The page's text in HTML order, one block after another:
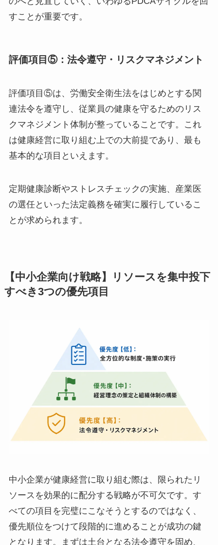
これらのデータに基づき、自社の健康課題を客観
的に把握し、次年度以降の施策をより効果的なも
回すことが重要です。
評価項目⑤：法令遵守・リスクマネジメン
ト
評価項目⑤は、労働安全衛生法をはじめとする関
連法令を遵守し、従業員の健康を守るためのリス
は健康経営に取り組む上での大前提であり、最も
基本的な項目といえます。
とが求められます。
【中小企業向け戦略】リソースを集中投
下すべき3つの優先項目
中小企業が健康経営に取り組む際は、限られたリ
ソースを効果的に配分する戦略が不可欠です。す